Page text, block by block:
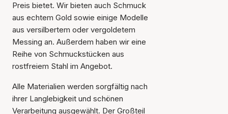
Preis bietet. Wir bieten auch Schmuck
aus echtem Gold sowie einige Modelle
aus versilbertem oder vergoldetem
Messing an. Außerdem haben wir eine
Reihe von Schmuckstücken aus
rostfreiem Stahl im Angebot.
Alle Materialien werden sorgfältig nach
ihrer Langlebigkeit und schönen
Verarbeitung ausgewählt. Der Großteil